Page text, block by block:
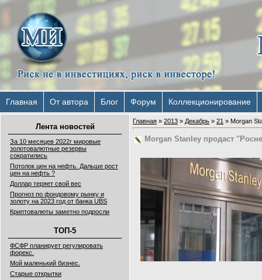
Главная От автора Блог Форум Коллекционирование
Лента новостей
За 10 месяцев 2022г мировые
золотовалютные резервы
сократились
Потолок цен на нефть. Дальше рост
цен на нефть ?
Доллар теряет свой вес
Прогноз по фондовому рынку и
золоту на 2023 год от банка UBS
Криптовалюты заметно подросли
ТОП-5
ФСФР планирует регулировать
форекс.
Мой маленький бизнес.
Старые открытки
Главная » 2013 » Декабрь » 21 » Morgan
Morgan Stanley продаст